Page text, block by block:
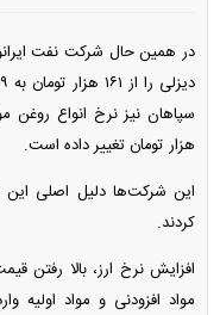
در همین حال شرکت نفت
هزار تومان تغییر داده است.
این شرکت‌ها دلیل اصلی این
کردند.
افزایش نرخ ارز، بالا رفتن
مواد افزودنی و مواد اولیه